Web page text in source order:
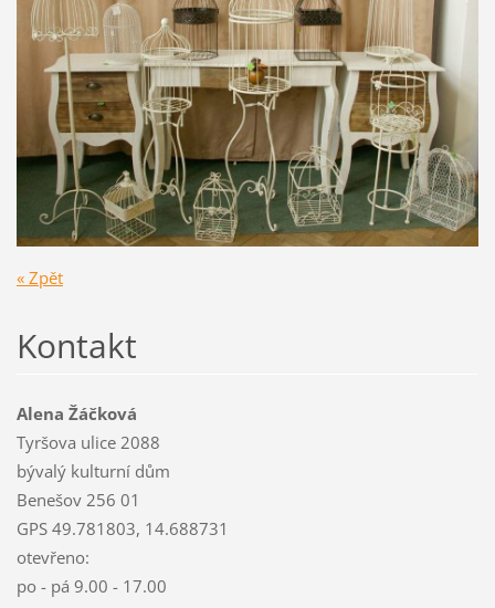
« Zpět
Kontakt
Alena Žáčková
Tyršova ulice 2088
bývalý kulturní dům
Benešov 256 01
GPS 49.781803, 14.688731
otevřeno:
po - pá 9.00 - 17.00